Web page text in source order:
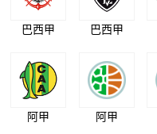
巴西甲 巴西甲
阿甲 阿甲